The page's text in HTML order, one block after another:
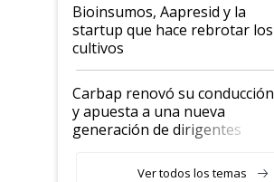
Bioinsumos, Aapresid y la
startup que hace rebrotar los
cultivos
Carbap renovó su conducción
y apuesta a una nueva
generación de dirigentes
Ver todos los temas